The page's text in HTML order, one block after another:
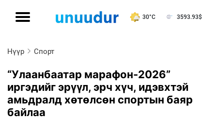
30°C 3593.93$
Нүүр Спорт
“Улаанбаатар марафон-2026”
иргэдийг эрүүл, эрч хүч, идэвхтэй
амьдралд хөтөлсөн спортын баяр
байлаа